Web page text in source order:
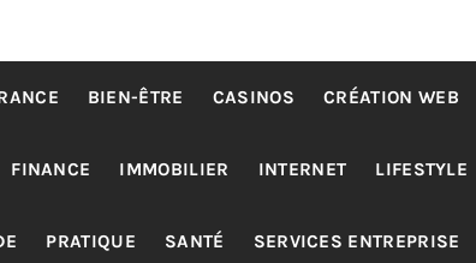
BIEN-ÊTRE CASINOS CRÉATION WEB
FINANCE IMMOBILIER INTERNET LIFESTYLE
PRATIQUE SANTÉ SERVICES ENTREPRISE